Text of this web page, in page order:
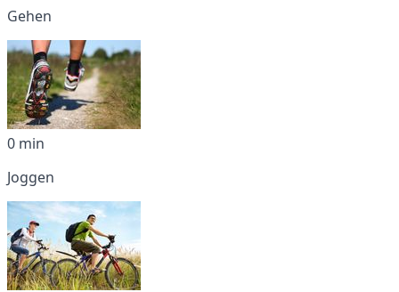
Gehen
0 min
Joggen